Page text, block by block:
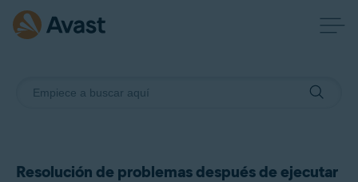
Resolución de problemas después de ejecutar